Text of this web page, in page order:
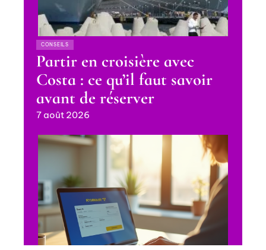
CONSEILS
Partir en croisière avec
Costa : ce qu’il faut savoir
avant de réserver
7 août 2026